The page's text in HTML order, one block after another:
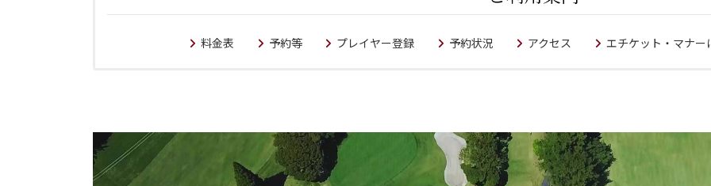
料金表 予約等 プレイヤー登録 予約状況 アクセス エチケット・マナー